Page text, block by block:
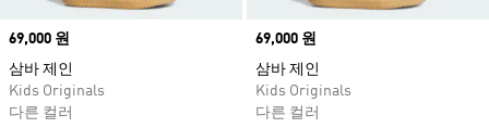
Price
69,000 원
삼바 제인
Kids Originals
다른 컬러
Price
69,000 원
삼바 제인
Kids Originals
다른 컬러